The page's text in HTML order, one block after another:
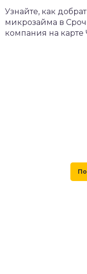
Узнайте, как
микрозайма в
компания на карте